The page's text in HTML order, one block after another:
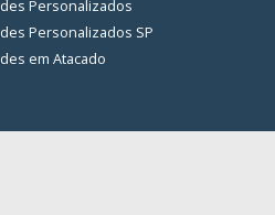
Personalizados
Personalizados SP
em Atacado